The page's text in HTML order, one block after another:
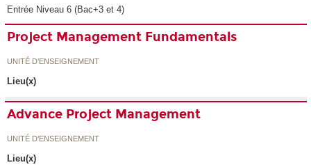
Entrée Niveau 6 (Bac+3 et 4)
Project Management Fundamentals
UNITÉ D’ENSEIGNEMENT
Lieu(x)
Advance Project Management
UNITÉ D’ENSEIGNEMENT
Lieu(x)